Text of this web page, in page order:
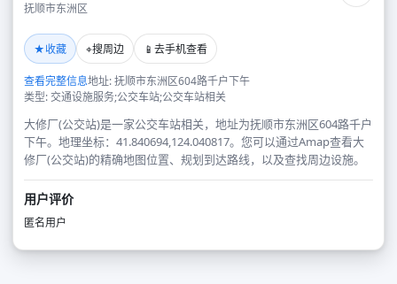
抚顺市东洲区
★收藏 ⌖搜周边 📱 去手机查看
查看完整信息地址: 抚顺市东洲区604路千户下午
类型: 交通设施服务;公交车站;公交车站相关
大修厂(公交站)是一家公交车站相关，地址为抚顺市东洲区604路千户
下午。地理坐标：41.840694,124.040817。您可以通过Amap查看大
修厂(公交站)的精确地图位置、规划到达路线，以及查找周边设施。
用户评价
匿名用户